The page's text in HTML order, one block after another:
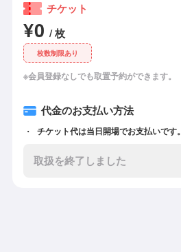
チケット
¥0 / 枚
枚数制限あり
※会員登録なしでも取置予約ができます。
代金のお支払い方法
チケット代は当日開場でお支払いです。
取扱を終了しました